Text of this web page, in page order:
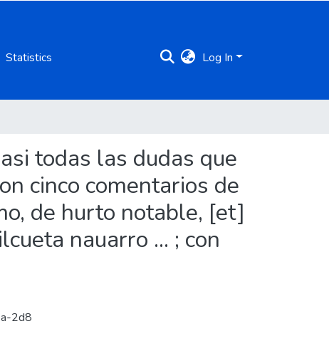
Statistics Log In
todas las dudas que
cinco comentarios de
de hurto notable, [et]
nauarro ... ; con
2d8